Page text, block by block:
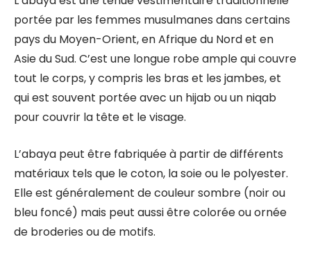
portée par les femmes musulmanes dans certains
pays du Moyen-Orient, en Afrique du Nord et en
Asie du Sud. C’est une longue robe ample qui couvre
tout le corps, y compris les bras et les jambes, et
qui est souvent portée avec un hijab ou un niqab
pour couvrir la tête et le visage.
L’abaya peut être fabriquée à partir de différents
matériaux tels que le coton, la soie ou le polyester.
Elle est généralement de couleur sombre (noir ou
bleu foncé) mais peut aussi être colorée ou ornée
de broderies ou de motifs.